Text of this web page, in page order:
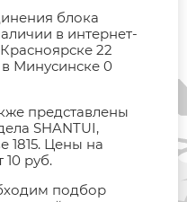
блока
в интернет-
22
Минусинске 0
представлены
SHANTUI,
1815. Цены на
10 руб.
подбор